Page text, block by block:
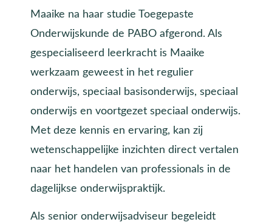
Maaike na haar studie Toegepaste
Onderwijskunde de PABO afgerond. Als
gespecialiseerd leerkracht is Maaike
werkzaam geweest in het regulier
onderwijs, speciaal basisonderwijs, speciaal
onderwijs en voortgezet speciaal onderwijs.
Met deze kennis en ervaring, kan zij
wetenschappelijke inzichten direct vertalen
naar het handelen van professionals in de
dagelijkse onderwijspraktijk.
Als senior onderwijsadviseur begeleidt